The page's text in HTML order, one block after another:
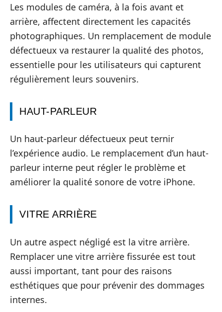
Les modules de caméra, à la fois avant et
arrière, affectent directement les capacités
photographiques. Un remplacement de module
défectueux va restaurer la qualité des photos,
essentielle pour les utilisateurs qui capturent
régulièrement leurs souvenirs.
HAUT-PARLEUR
Un haut-parleur défectueux peut ternir
l’expérience audio. Le remplacement d’un haut-
parleur interne peut régler le problème et
améliorer la qualité sonore de votre iPhone.
VITRE ARRIÈRE
Un autre aspect négligé est la vitre arrière.
Remplacer une vitre arrière fissurée est tout
aussi important, tant pour des raisons
esthétiques que pour prévenir des dommages
internes.